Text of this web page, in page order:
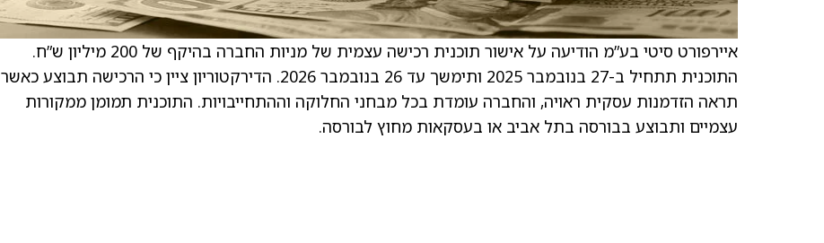
איירפורט סיטי בע”מ הודיעה על אישור תוכנית רכישה עצמית של מניות החברה בהיקף של 200 מיליון ש”ח.
התוכנית תתחיל ב-27 בנובמבר 2025 ותימשך עד 26 בנובמבר 2026. הדירקטוריון ציין כי הרכישה תבוצע כאשר
תראה הזדמנות עסקית ראויה, והחברה עומדת בכל מבחני החלוקה וההתחייבויות. התוכנית תמומן ממקורות
עצמיים ותבוצע בבורסה בתל אביב או בעסקאות מחוץ לבורסה.